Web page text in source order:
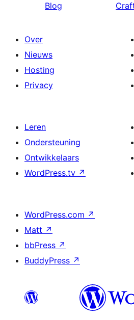
Blog
Over
Nieuws
Hosting
Privacy
Leren
Ondersteuning
Ontwikkelaars
WordPress.tv ↗
WordPress.com ↗
Matt ↗
bbPress ↗
BuddyPress ↗